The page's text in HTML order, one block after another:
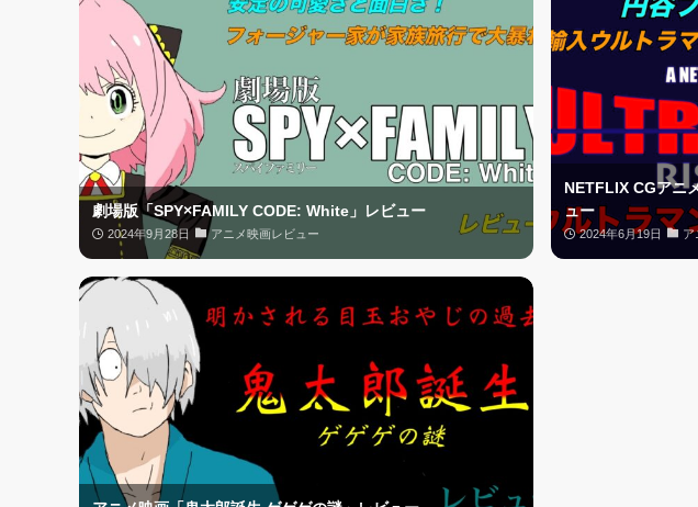
劇場版「SPY×FAMILY CODE: White」レビュー
2024年9月28日 アニメ映画レビュー
NETFLIX CGアニ
ュー
2024年6月19日 ア